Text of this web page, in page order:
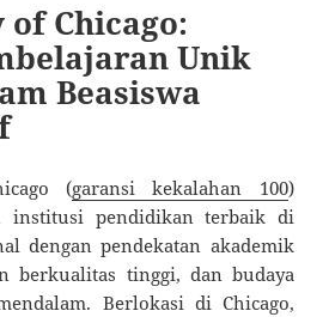
Chicago:
Unik
Beasiswa
(garansi kekalahan 100)
institusi pendidikan terbaik di
dengan pendekatan akademik
berkualitas tinggi, dan budaya
Berlokasi di Chicago,